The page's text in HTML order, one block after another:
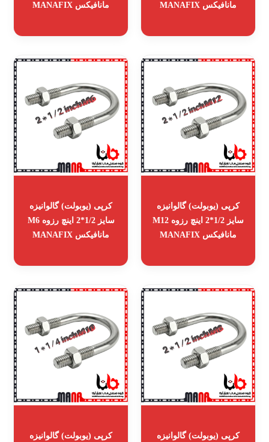
مانافیکس MANAFIX مانافیکس MANAFIX
کرپی (یوبولت) گالوانیزه
سایز 1/2*2 اینچ رزوه M12
مانافیکس MANAFIX
کرپی (یوبولت) گالوانیزه
سایز 1/2*2 اینچ رزوه M6
مانافیکس MANAFIX
کرپی (یوبولت) گالوانیزه
کرپی (یوبولت) گالوانیزه